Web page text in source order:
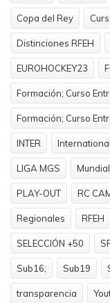
Copa del Rey
Distinciones RFEH
EUROHOCKEY23
Formación; Curso
Formación; Curso
INTER International
LIGA MGS Mundial
PLAY-OUT RC
Regionales RFEH
SELECCIÓN +50
Sub16; Sub19
transparencia